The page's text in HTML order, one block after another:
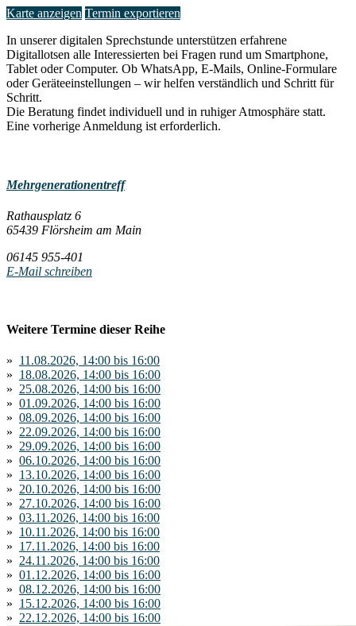
Karte anzeigen Termin exportieren
In unserer digitalen Sprechstunde unterstützen erfahrene
Digitallotsen alle Interessierten bei Fragen rund um Smartphone,
Tablet oder Computer. Ob WhatsApp, E-Mails, Online-Formulare
oder Geräteeinstellungen – wir helfen verständlich und Schritt für
Schritt.
Die Beratung findet individuell und in ruhiger Atmosphäre statt.
Eine vorherige Anmeldung ist erforderlich.
Mehrgenerationentreff
Rathausplatz 6
65439 Flörsheim am Main
06145 955-401
E-Mail schreiben
Weitere Termine dieser Reihe
» 11.08.2026, 14:00 bis 16:00
» 18.08.2026, 14:00 bis 16:00
» 25.08.2026, 14:00 bis 16:00
» 01.09.2026, 14:00 bis 16:00
» 08.09.2026, 14:00 bis 16:00
» 22.09.2026, 14:00 bis 16:00
» 29.09.2026, 14:00 bis 16:00
» 06.10.2026, 14:00 bis 16:00
» 13.10.2026, 14:00 bis 16:00
» 20.10.2026, 14:00 bis 16:00
» 27.10.2026, 14:00 bis 16:00
» 03.11.2026, 14:00 bis 16:00
» 10.11.2026, 14:00 bis 16:00
» 17.11.2026, 14:00 bis 16:00
» 24.11.2026, 14:00 bis 16:00
» 01.12.2026, 14:00 bis 16:00
» 08.12.2026, 14:00 bis 16:00
» 15.12.2026, 14:00 bis 16:00
» 22.12.2026, 14:00 bis 16:00